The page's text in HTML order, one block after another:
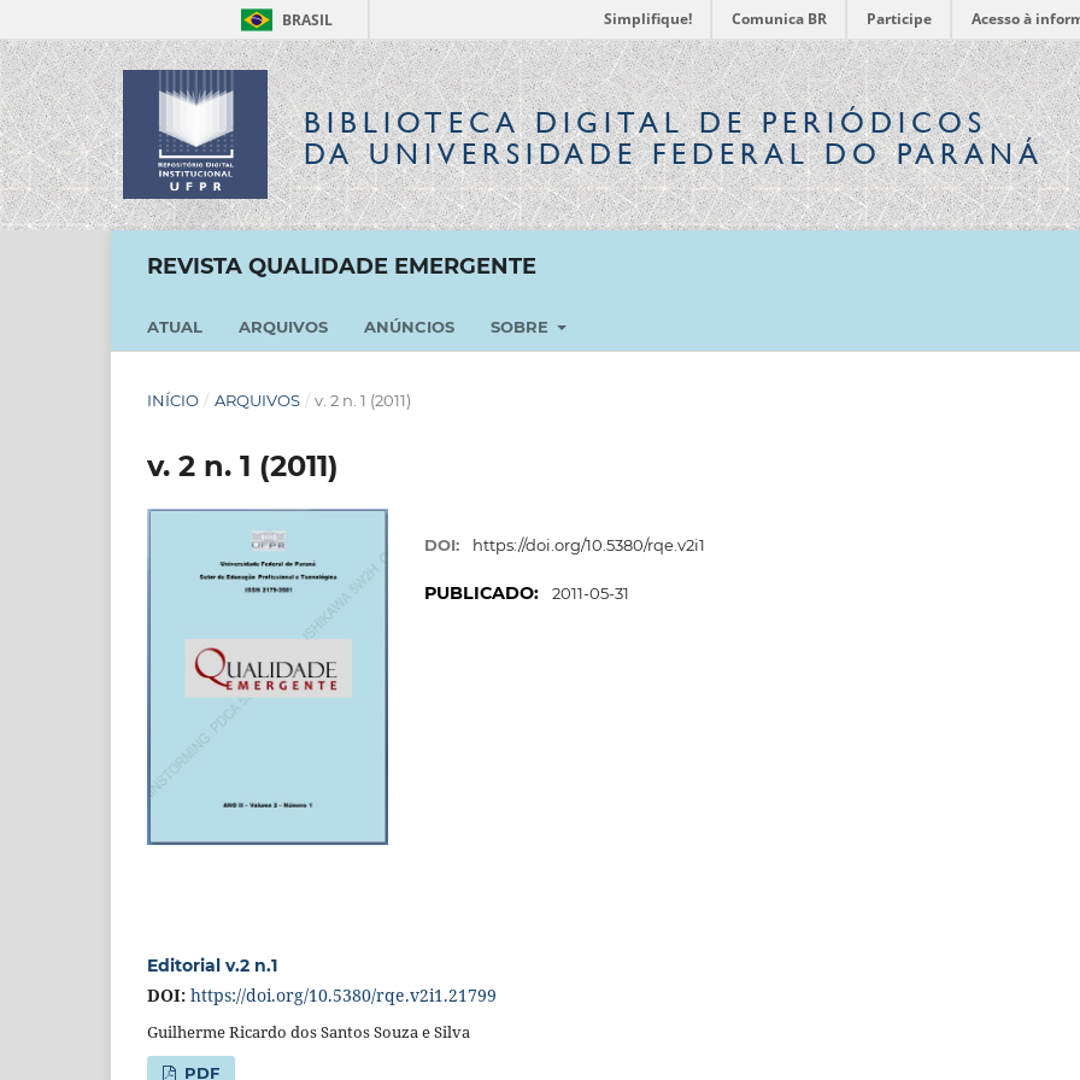
BRASIL Simplifique! Comunica BR Participe Acesso à
BIBLIOTECA DIGITALDE PERIÓDICOS
DA UNIVERSIDADE FEDERAL DO PARANÁ
REVISTA QUALIDADE EMERGENTE
ATUAL ARQUIVOS ANÚNCIOS SOBRE
INÍCIO / ARQUIVOS / v. 2 n. 1 (2011)
v. 2 n. 1 (2011)
DOI: https://doi.org/10.5380/rqe.v2i1
PUBLICADO: 2011-05-31
Editorial v.2 n.1
DOI: https://doi.org/10.5380/rqe.v2i1.21799
Guilherme Ricardo dos Santos Souza e Silva
PDF